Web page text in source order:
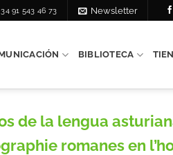
34 91 543 46 73 Newsletter
BIBLIOTECA
de la lengua
romanes en